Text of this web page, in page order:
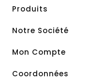
Produits
Notre Société
Mon Compte
Coordonnées